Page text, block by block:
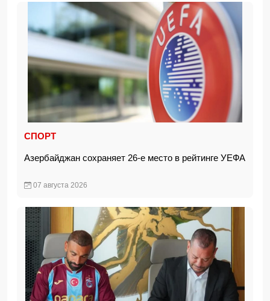
СПОРТ
Азербайджан сохраняет 26-е место в рейтинге УЕФА
07 августа 2026